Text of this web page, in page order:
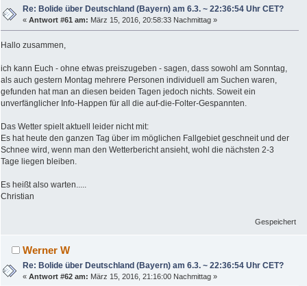
Re: Bolide über Deutschland (Bayern) am 6.3. ~ 22:36:54 Uhr CET?
«Antwort #61 am: März 15, 2016, 20:58:33 Nachmittag »
Hallo zusammen,
ich kann Euch - ohne etwas preiszugeben - sagen, dass sowohl am Sonntag,
als auch gestern Montag mehrere Personen individuell am Suchen waren,
gefunden hat man an diesen beiden Tagen jedoch nichts. Soweit ein
unverfänglicher Info-Happen für all die auf-die-Folter-Gespannten.
Das Wetter spielt aktuell leider nicht mit:
Es hat heute den ganzen Tag über im möglichen Fallgebiet geschneit und der
Schnee wird, wenn man den Wetterbericht ansieht, wohl die nächsten 2-3
Tage liegen bleiben.
Es heißt also warten.....
Christian
Gespeichert
Werner W
Re: Bolide über Deutschland (Bayern) am 6.3. ~ 22:36:54 Uhr CET?
«Antwort #62 am: März 15, 2016, 21:16:00 Nachmittag »